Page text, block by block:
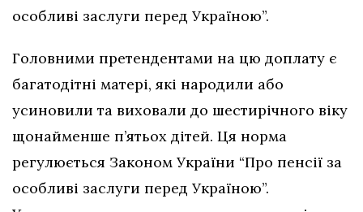
особливі заслуги перед Україною”.
Головними претендентами на цю доплату є
багатодітні матері, які народили або
усиновили та виховали до шестирічного віку
щонайменше п’ятьох дітей. Ця норма
регулюється Законом України “Про пенсії за
особливі заслуги перед Україною”.